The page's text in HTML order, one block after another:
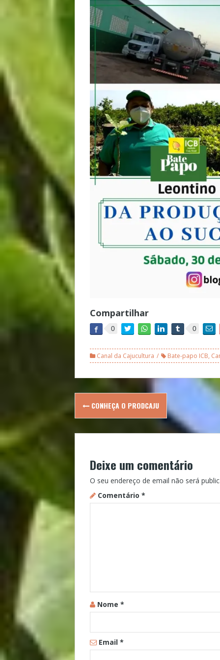
Compartilhar
0 0
Canal da Cajucultura Bate-papo ICB,
Post
navigation
CONHEÇA O PRODCAJU
Deixe um comentário
O seu endereço de email não será
Comentário *
Nome *
Email *